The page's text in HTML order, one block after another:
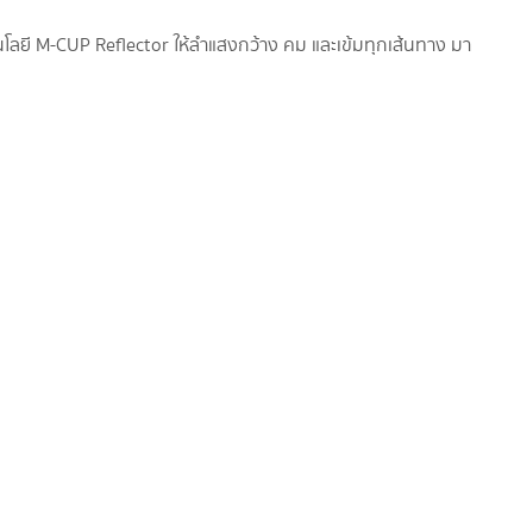
M-CUP Reflector ให้ลำแสงกว้าง คม และเข้มทุกเส้นทาง มา